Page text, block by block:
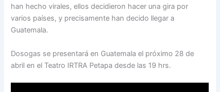
han hecho virales, ellos decidieron hacer una gira por
varios países, y precisamente han decido llegar a
Guatemala.
Dosogas se presentará en Guatemala el próximo 28 de
abril en el Teatro IRTRA Petapa desde las 19 hrs.